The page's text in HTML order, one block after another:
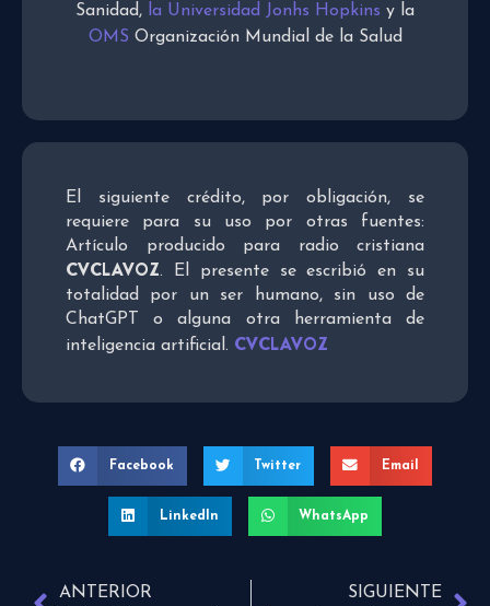
Sanidad, la Universidad Jonhs Hopkins y la
OMS Organización Mundial de la Salud
El siguiente crédito, por obligación, se
requiere para su uso por otras fuentes:
Artículo producido para radio cristiana
CVCLAVOZ. El presente se escribió en su
totalidad por un ser humano, sin uso de
ChatGPT o alguna otra herramienta de
inteligencia artificial. CVCLAVOZ
Facebook Twitter Email
LinkedIn WhatsApp
ANTERIOR
SIGUIENTE